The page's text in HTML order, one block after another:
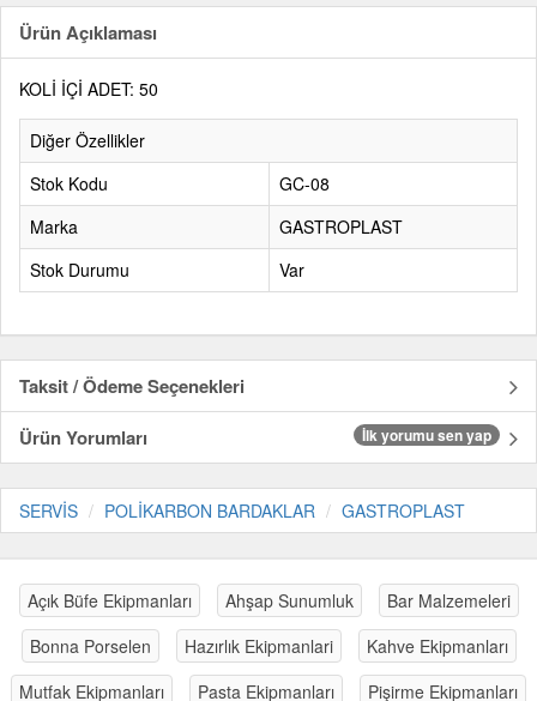
Ürün Açıklaması
KOLİ İÇİ ADET: 50
Diğer Özellikler
Stok Kodu
GC-08
Marka
GASTROPLAST
Stok Durumu
Var
Taksit / Ödeme Seçenekleri
Ürün Yorumları
İlk yorumu sen yap
SERVİS POLİKARBON BARDAKLAR GASTROPLAST
Açık Büfe Ekipmanları Ahşap Sunumluk
Bar Malzemeleri
Bonna Porselen
Hazırlık Ekipmanlari
Kahve Ekipmanları
Mutfak Ekipmanları
Pasta Ekipmanları Pişirme Ekipmanları